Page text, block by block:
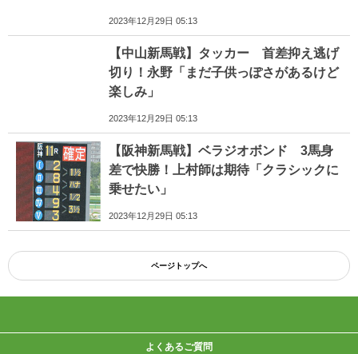
2023年12月29日 05:13
【中山新馬戦】タッカー 首差抑え逃げ
切り！永野「まだ子供っぽさがあるけど
楽しみ」
2023年12月29日 05:13
【阪神新馬戦】ベラジオボンド 3馬身
差で快勝！上村師は期待「クラシックに
乗せたい」
2023年12月29日 05:13
ページトップへ
よくあるご質問